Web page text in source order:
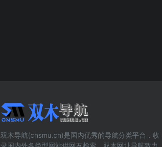
双木导航(cnsmu.cn)是国内优秀的导航分类平台，收
录国内外各类型网站供网友检索，双木网址导航致力